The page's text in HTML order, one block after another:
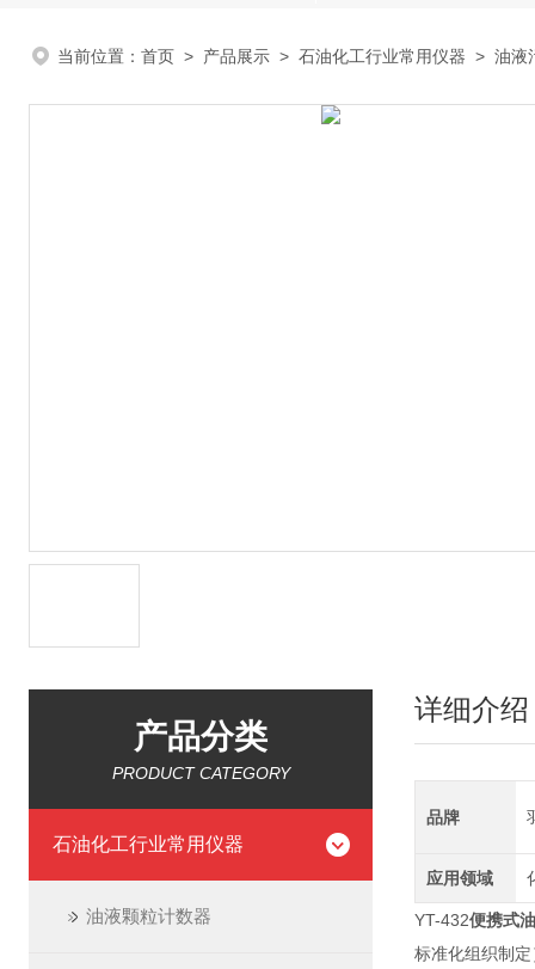
当前位置： 首页 > 产品展示 > 石油化工行业常用仪器 > 油液
产品分类
PRODUCT CATEGORY
石油化工行业常用仪器
油液颗粒计数器
详细介绍
品牌
应用领域
YT-432便携式
标准化组织制定